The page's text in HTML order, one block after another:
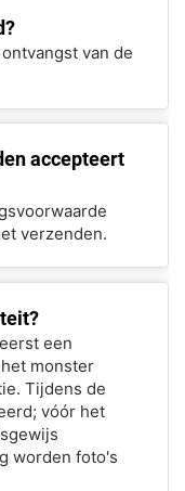
van de
accepteert
verzenden.
een
monster
Tijdens de
vóór het
worden foto's